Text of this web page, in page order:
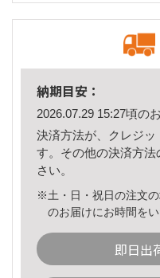
納期目安：
2026.07.29 15:27頃の
決済方法が、クレジッ
す。その他の決済方法
さい。
※土・日・祝日の注文
のお届けにお時間を
即日出